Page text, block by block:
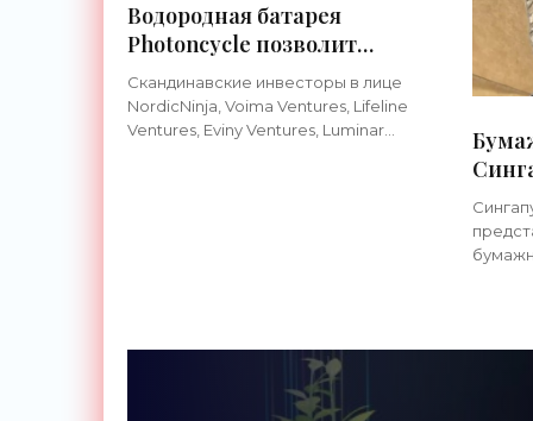
Водородная батарея
Photoncycle позволит
запасать энергию солнца
летом, чтобы использовать
ее зимой - «Технологии»
Скандинавские инвесторы в лице
NordicNinja, Voima Ventures, Lifeline
Ventures, Eviny Ventures, Luminar
для